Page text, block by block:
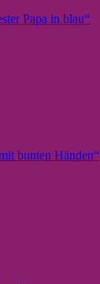
Papa in blau“
bunten Händen“